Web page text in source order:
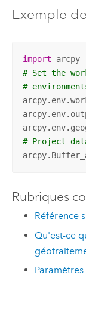
Exemple
import
arcpy
# Set the
#
# Project
Rubriques
Référence
Qu'est-ce